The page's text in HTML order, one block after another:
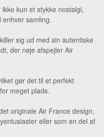
kun et stykke nostalgi,
enhver samling.
sig ud med sin autentiske
der nøje afspejler Air
gør det til et perfekt
meget plads.
originale Air France design,
eller som en del af